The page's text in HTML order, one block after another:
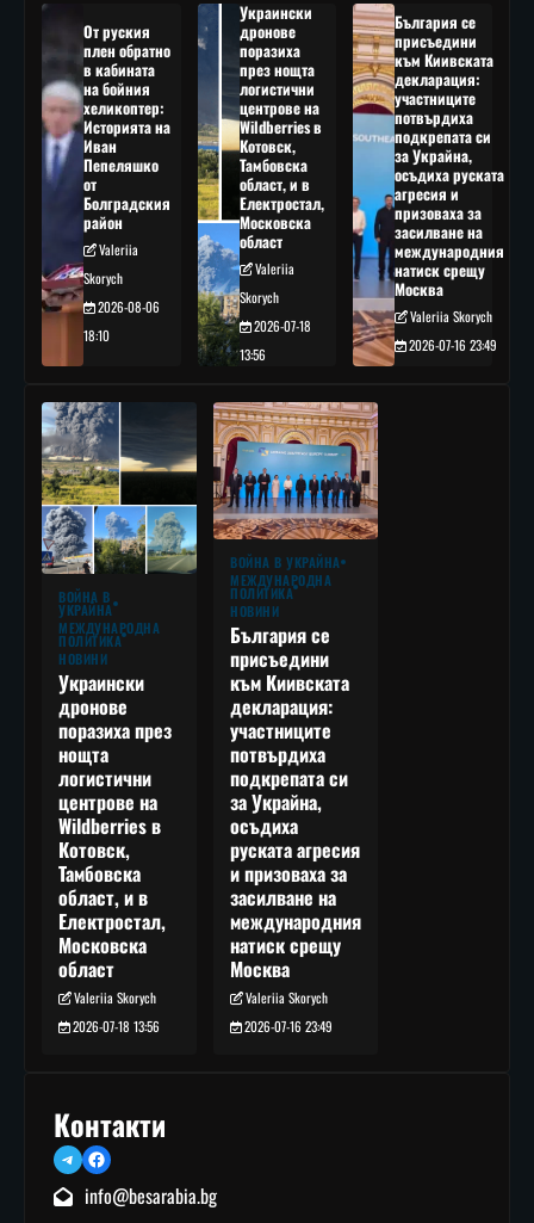
От руския
плен обратно
в кабината
на бойния
хеликоптер:
Историята на
Иван
Пепеляшко
от
Болградския
район
Valeriia
Skorych
2026-08-06
18:10
Украински
дронове
поразиха
през нощта
логистични
центрове на
Wildberries в
Котовск,
Тамбовска
област, и в
Електростал,
Московска
област
Valeriia
Skorych
2026-07-18
13:56
България се
присъедини
към Киивската
декларация:
участниците
потвърдиха
подкрепата си
за Украйна,
осъдиха руската
агресия и
призоваха за
засилване на
международния
натиск срещу
Москва
Valeriia Skorych
2026-07-16 23:49
ВОЙНА В
УКРАЙНА
МЕЖДУНАРОДНА
ПОЛИТИКА
НОВИНИ
Украински
дронове
поразиха през
нощта
логистични
центрове на
Wildberries в
Котовск,
Тамбовска
област, и в
Електростал,
Московска
област
Valeriia Skorych
2026-07-18 13:56
ВОЙНА В УКРАЙНА
МЕЖДУНАРОДНА
ПОЛИТИКА
НОВИНИ
България се
присъедини
към Киивската
декларация:
участниците
потвърдиха
подкрепата си
за Украйна,
осъдиха
руската агресия
и призоваха за
засилване на
международния
натиск срещу
Москва
Valeriia Skorych
2026-07-16 23:49
Контакти
TelegramFacebook
info@besarabia.bg